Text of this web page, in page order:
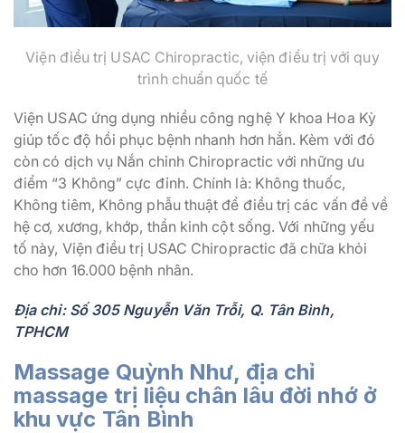
Viện điều trị USAC Chiropractic, viện điều trị với quy
trình chuẩn quốc tế
Viện USAC ứng dụng nhiều công nghệ Y khoa Hoa Kỳ
giúp tốc độ hồi phục bệnh nhanh hơn hẳn. Kèm với đó
còn có dịch vụ Nắn chỉnh Chiropractic với những ưu
điểm “3 Không” cực đỉnh. Chính là: Không thuốc,
Không tiêm, Không phẫu thuật để điều trị các vấn đề về
hệ cơ, xương, khớp, thần kinh cột sống. Với những yếu
tố này, Viện điều trị USAC Chiropractic đã chữa khỏi
cho hơn 16.000 bệnh nhân.
Địa chỉ: Số 305 Nguyễn Văn Trỗi, Q. Tân Bình,
TPHCM
Massage Quỳnh Như, địa chỉ
massage trị liệu chân lâu đời nhớ ở
khu vực Tân Bình